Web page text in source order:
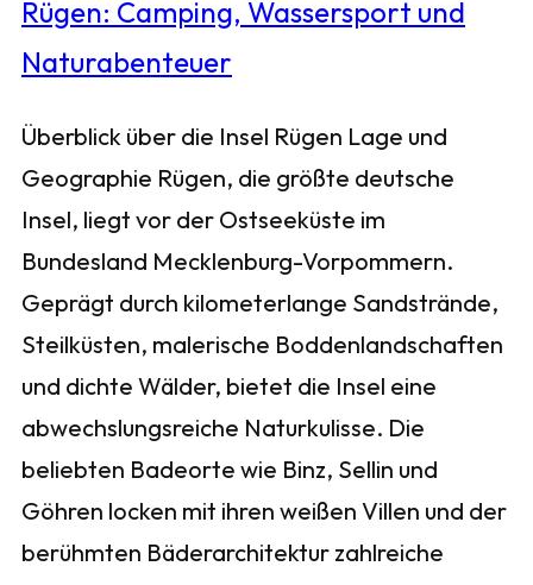
Überblick über die Insel Rügen Lage und
Geographie Rügen, die größte deutsche
Insel, liegt vor der Ostseeküste im
Bundesland Mecklenburg-Vorpommern.
Geprägt durch kilometerlange Sandstrände,
Steilküsten, malerische Boddenlandschaften
und dichte Wälder, bietet die Insel eine
abwechslungsreiche Naturkulisse. Die
beliebten Badeorte wie Binz, Sellin und
Göhren locken mit ihren weißen Villen und der
berühmten Bäderarchitektur zahlreiche